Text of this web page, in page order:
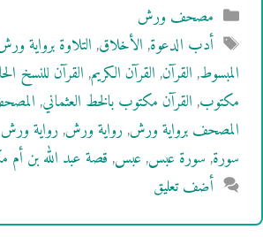
التصنيفات
مصحف ورش
الوسوم
أدب الدعوة,الأخلاق,التلاوة برواية
المبسوط,القرآن,القرآن الكريم,القرآن للنسخ
مكتوب,القرآن مكتوب بالخط العثماني,
المصحف برواية ورش,رواية ورش,رواية
سورة,سورة عبس,عبس,قصة عبد الله بن أم
أضف تعليق